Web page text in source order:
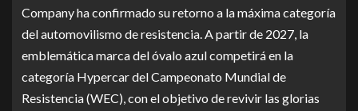
Company ha confirmado su retorno a la máxima categoría
del automovilismo de resistencia. A partir de 2027, la
emblemática marca del óvalo azul competirá en la
categoría Hypercar del Campeonato Mundial de
Resistencia (WEC), con el objetivo de revivir las glorias